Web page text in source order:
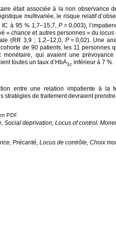
était associée à la non observance
multivariée, le risque relatif
IC à 95 % 1,7–15,7,P = 0,003),
« chance et autres personnes » du locus
(RR 3,9 ; 1,2–12,0, P = 0,02). Une
de 90 patients, les 11 personnes
qui avaient une
toutes un taux d’HbA1c inférieur à 7 %.
entre une relation impatiente à la
stratégies de traitement devraient
PDF.
Social deprivation, Locus of control,
Précarité, Locus de contrôle, Choix